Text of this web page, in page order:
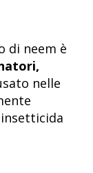
di neem è
nelle